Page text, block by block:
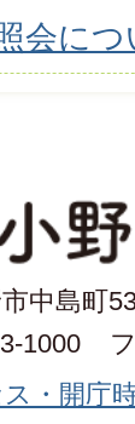
会につ
中島町
1000
・開庁